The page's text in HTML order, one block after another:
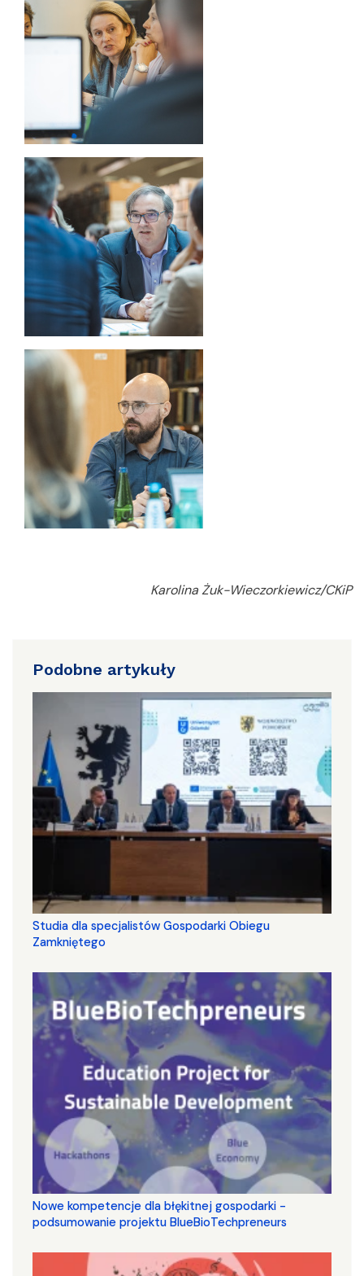
Karolina Żuk-Wieczorkiewicz/CKiP
Podobne artykuły
Studia dla specjalistów Gospodarki Obiegu
Zamkniętego
Nowe kompetencje dla błękitnej gospodarki -
podsumowanie projektu BlueBioTechpreneurs